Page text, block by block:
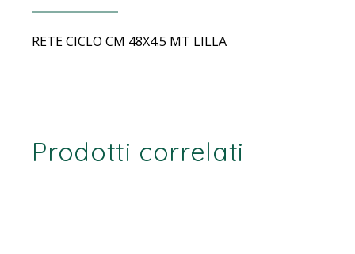
RETE CICLO CM 48X4.5 MT LILLA
Prodotti correlati